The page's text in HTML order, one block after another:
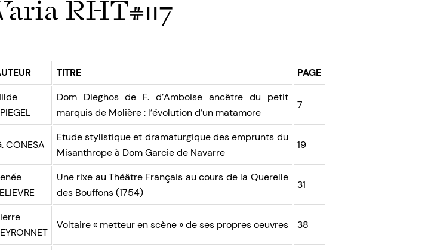
RHT#117
TITRE
PAGE
Dom Dieghos de F. d’Amboise ancêtre du petit
marquis de Molière : l’évolution d’un matamore
7
CONESA
Etude stylistique et dramaturgique des emprunts du
Misanthrope à Dom Garcie de Navarre
19
Une rixe au Théâtre Français au cours de la Querelle
des Bouffons (1754)
31
Voltaire « metteur en scène » de ses propres oeuvres 38